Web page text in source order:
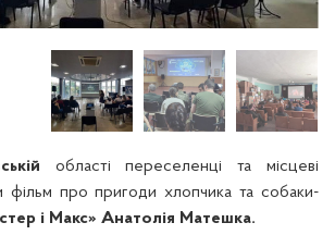
області переселенці та місцеві
фільм про пригоди хлопчика та собаки-
і Макс» Анатолія Матешка.